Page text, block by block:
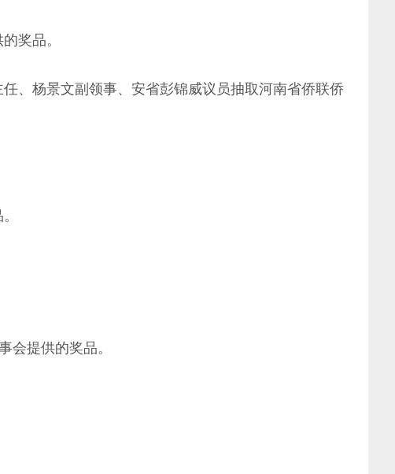
奖品。
、杨景文副领事、安省彭锦威议员抽取河南省侨联侨
会提供的奖品。